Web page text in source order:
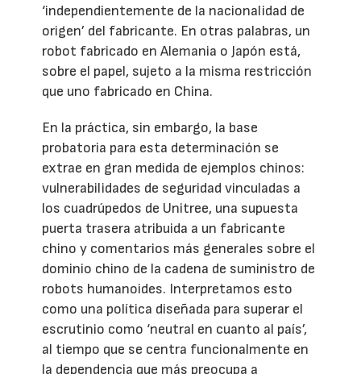
‘independientemente de la nacionalidad de
origen’ del fabricante. En otras palabras, un
robot fabricado en Alemania o Japón está,
sobre el papel, sujeto a la misma restricción
que uno fabricado en China.
En la práctica, sin embargo, la base
probatoria para esta determinación se
extrae en gran medida de ejemplos chinos:
vulnerabilidades de seguridad vinculadas a
los cuadrúpedos de Unitree, una supuesta
puerta trasera atribuida a un fabricante
chino y comentarios más generales sobre el
dominio chino de la cadena de suministro de
robots humanoides. Interpretamos esto
como una política diseñada para superar el
escrutinio como ‘neutral en cuanto al país’,
al tiempo que se centra funcionalmente en
la dependencia que más preocupa a